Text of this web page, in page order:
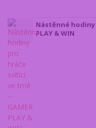
Nástěnné hodiny
PLAY & WIN